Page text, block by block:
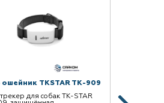
ошейник TKSTAR TK-909
для собак TK-STAR